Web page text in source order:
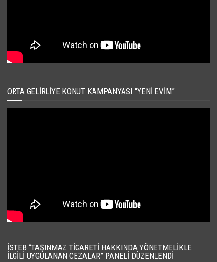
ORTA GELIRLIYE KONUT KAMPANYASI “YENI EVIM”
İSTEB “TAŞINMAZ TICARETI HAKKINDA YÖNETMELIKLE
İLGILI UYGULANAN CEZALAR” PANELI DÜZENLENDI